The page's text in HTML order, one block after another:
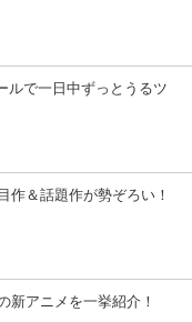
ルで一日中ずっとうるツ
作＆話題作が勢ぞろい！
新アニメを一挙紹介！